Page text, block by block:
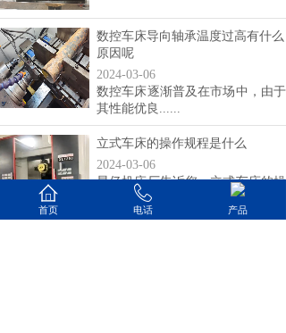
数控车床导向轴承温度过高有什么
原因呢
2024-03-06
数控车床逐渐普及在市场中，由于
其性能优良......
立式车床的操作规程是什么
2024-03-06
星亿机床厂告诉您，立式车床的操
作规程是什......
首页 电话 产品